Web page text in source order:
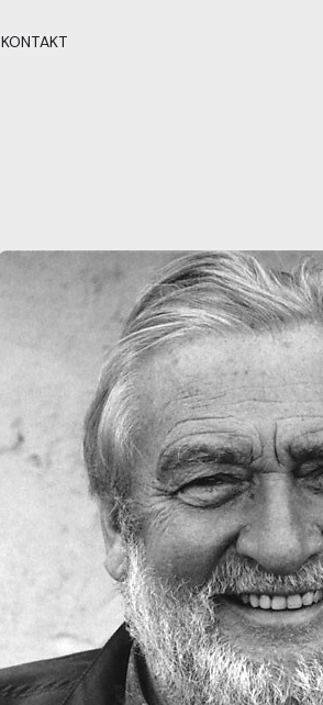
KONTAKT